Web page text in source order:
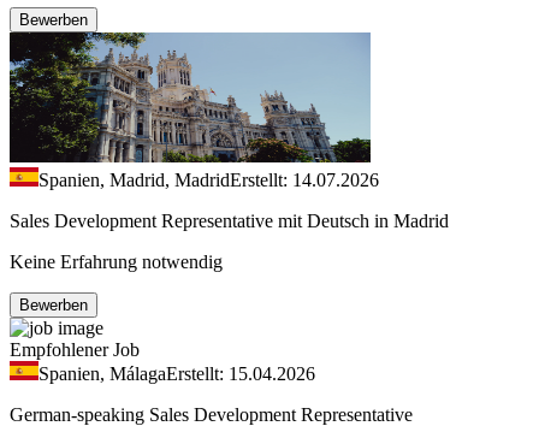
Bewerben
Spanien, Madrid, MadridErstellt: 14.07.2026
Sales Development Representative mit Deutsch in Madrid
Keine Erfahrung notwendig
Bewerben
Empfohlener Job
Spanien, MálagaErstellt: 15.04.2026
German-speaking Sales Development Representative